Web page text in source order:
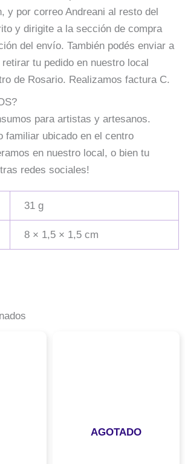
y por correo Andreani al resto del
y dirigite a la sección de compra
del envío. También podés enviar a
tu pedido en nuestro local
de Rosario. Realizamos factura C.
para artistas y artesanos.
familiar ubicado en el centro
en nuestro local, o bien tu
redes sociales!
31 g
8 × 1,5 × 1,5 cm
AGOTADO